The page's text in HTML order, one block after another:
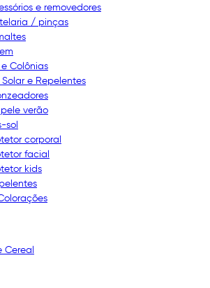
e removedores
/ pinças
e Colônias
e Repelentes
pele verão
sol
corporal
facial
kids
Cereal